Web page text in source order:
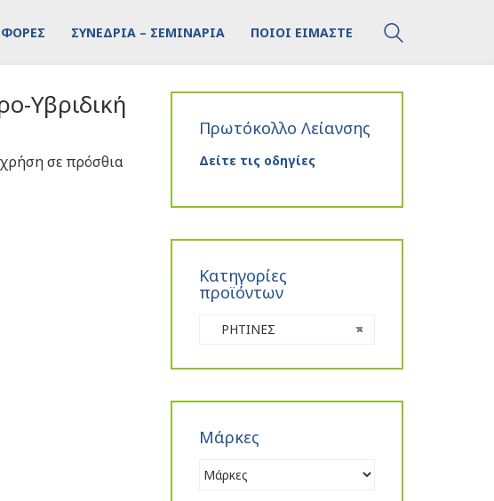
ΣΥΝΕΔΡΙΑ – ΣΕΜΙΝΑΡΙΑ ΠΟΙΟΙ ΕΙΜΑΣΤΕ
Υβριδική
σε πρόσθια
Πρωτόκολλο Λείανσης
Δείτε τις οδηγίες
Κατηγορίες
προϊόντων
×
ΡΗΤΙΝΕΣ
Μάρκες